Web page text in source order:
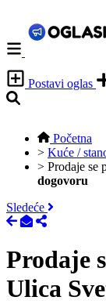
Postavi oglas
Početna
> Kuće /
> Prodaje se
dogovoru
Sledeće
Prodaje
Ulica